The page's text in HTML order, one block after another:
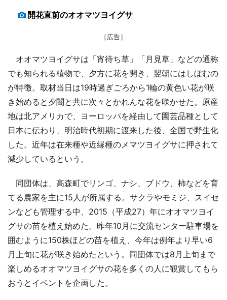
開花直前のオオマツヨイグサ
［広告］
オオマツヨイグサは「宵待ち草」「月見草」などの通称
でも知られる植物で、夕方に花を開き、翌朝にはしぼむの
が特徴。取材当日は19時過ぎごろから1輪の黄色い花が咲
き始めると夕闇と共に次々とかれんな花を咲かせた。原産
地は北アメリカで、ヨーロッパを経由して園芸品種として
日本に伝わり、明治時代初期に渡来した後、全国で野生化
した。近年は在来種や近縁種のメマツヨイグサに押されて
減少しているという。
同団体は、高森町でリンゴ、ナシ、ブドウ、柿などを育
てる農家を主に15人が所属する。サクラやモミジ、スイセ
ンなども管理する中、2015（平成27）年にオオマツヨイ
グサの苗を植え始めた。昨年10月に交流センター駐車場を
囲むように150株ほどの苗を植え、今年は例年より早い6
月上旬に花が咲き始めたという。同団体では8月上旬まで
楽しめるオオマツヨイグサの花を多くの人に観賞してもら
おうとイベントを企画した。